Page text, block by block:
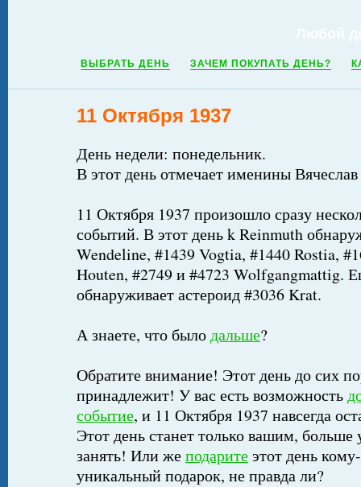
ВЫБРАТЬ ДЕНЬ ЗАЧЕМ ПОКУПАТЬ ДЕНЬ?
11 Октября 1937
День недели: понедельник.
В этот день отмечает именины Вячеслав
11 Октября 1937 произошло сразу
событий. В этот день k Reinmuth
Wendeline, #1439 Vogtia, #1440 Rostia,
Houten, #2749 и #4723 Wolfgangmattig.
обнаруживает астероид #3036 Krat.
А знаете, что былодальше?
Обратите внимание! Этот день до сих
принадлежит! У вас есть возможность
событие, и 11 Октября 1937 навсегда
Этот день станет только вашим,
занять! Или жеподаритеэтот день
уникальный подарок, не правда ли?